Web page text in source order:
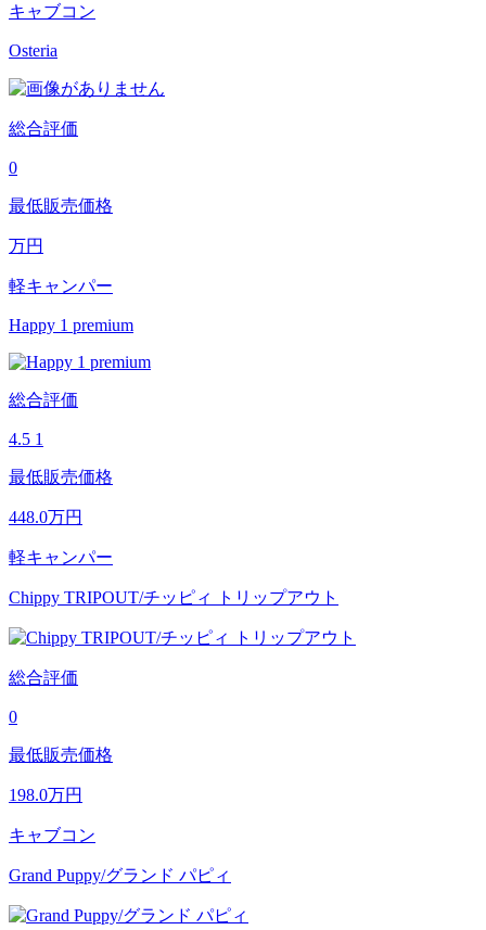
キャブコン
Osteria
総合評価
0
最低販売価格
万円
軽キャンパー
Happy 1 premium
総合評価
4.5 1
最低販売価格
448.0万円
軽キャンパー
Chippy TRIPOUT/チッピィ トリップアウト
総合評価
0
最低販売価格
198.0万円
キャブコン
Grand Puppy/グランド パピィ